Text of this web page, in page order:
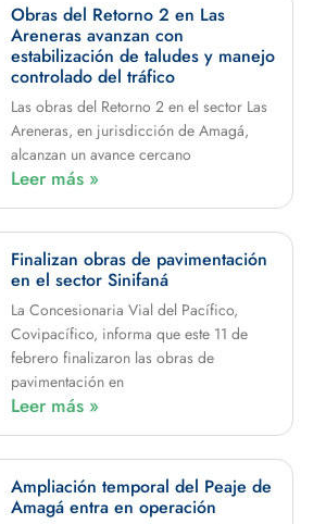
Obras del Retorno 2 en Las
Areneras avanzan con
estabilización de taludes y manejo
controlado del tráfico
Las obras del Retorno 2 en el sector Las
Areneras, en jurisdicción de Amagá,
alcanzan un avance cercano
Leer más »
Finalizan obras de pavimentación
en el sector Sinifaná
La Concesionaria Vial del Pacífico,
Covipacífico, informa que este 11 de
febrero finalizaron las obras de
pavimentación en
Leer más »
Ampliación temporal del Peaje de
Amagá entra en operación